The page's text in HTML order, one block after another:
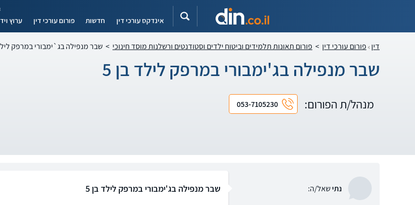
אינדקס עורכי דין חדשות פורום עורכי דין ערוץ
דין פורום עורכי דין > פורום תאונות תלמידים וביטוח ילדים וסטודנטים ורשלנות מוסד חינוכי > שבר מנפילה בג`ימבורי במרפק לילד
שבר מנפילה בג'ימבורי במרפק לילד בן 5
מנהל/ת הפורום: 053-7105230
נתישאל/ה: שבר מנפילה בג'ימבורי במרפק לילד בן 5